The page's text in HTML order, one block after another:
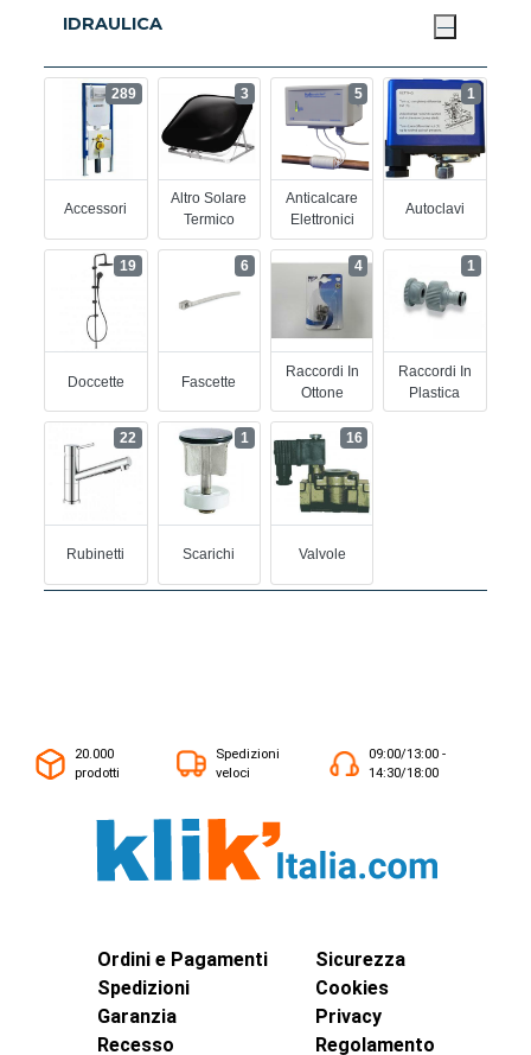
IDRAULICA
Accessori
289
Altro Solare
Termico
3
Anticalcare
Elettronici
5
Autoclavi
1
Doccette
19
Fascette
6
Raccordi In
Ottone
4
Raccordi In
Plastica
1
Rubinetti
22
Scarichi
1
Valvole
16
20.000
prodotti
Spedizioni
veloci
09:00/13:00 -
14:30/18:00
Ordini e Pagamenti
Spedizioni
Garanzia
Recesso
Sicurezza
Cookies
Privacy
Regolamento